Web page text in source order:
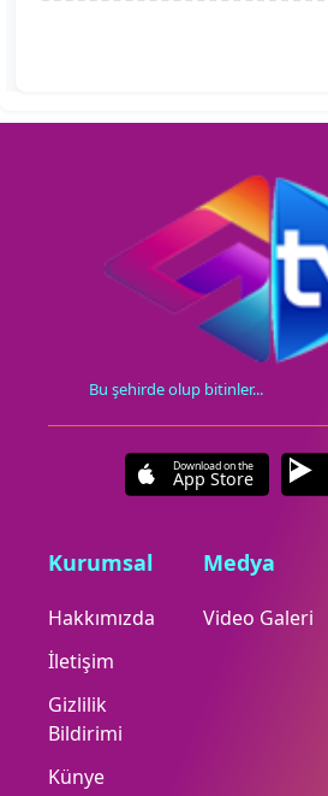
Bu şehirde olup bitinler...
Download on the
App Store
Kurumsal
Hakkımızda
İletişim
Gizlilik
Bildirimi
Künye
Medya
Video Galeri